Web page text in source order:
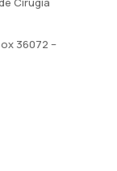
36072 –